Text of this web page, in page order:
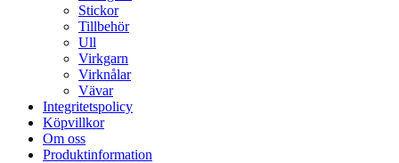
Stickor
Tillbehör
Ull
Virkgarn
Virknålar
Vävar
Integritetspolicy
Köpvillkor
Om oss
Produktinformation